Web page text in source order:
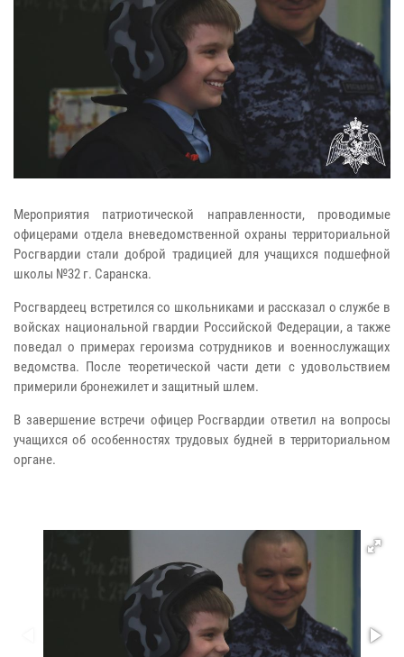
Мероприятия патриотической направленности, проводимые
офицерами отдела вневедомственной охраны территориальной
Росгвардии стали доброй традицией для учащихся подшефной
школы №32 г. Саранска.
Росгвардеец встретился со школьниками и рассказал о службе в
войсках национальной гвардии Российской Федерации, а также
поведал о примерах героизма сотрудников и военнослужащих
ведомства. После теоретической части дети с удовольствием
примерили бронежилет и защитный шлем.
В завершение встречи офицер Росгвардии ответил на вопросы
учащихся об особенностях трудовых будней в территориальном
органе.